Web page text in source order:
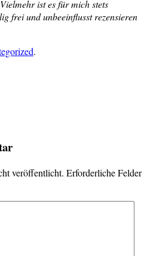
ist es für mich stets
frei und unbeeinflusst rezensieren
.
veröffentlicht. Erforderliche Felder